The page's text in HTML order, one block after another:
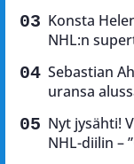
Konsta
NHL:n
Sebastian
uransa
Nyt jysähti!
NHL-diilin –